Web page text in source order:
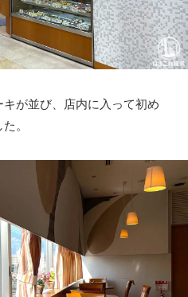
が並び、店内に入って初め
。